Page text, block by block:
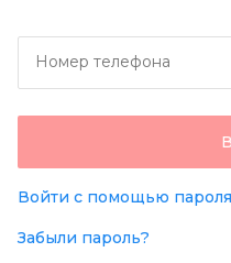
Номер телефона
Войти с помощью пароля
Забыли пароль?